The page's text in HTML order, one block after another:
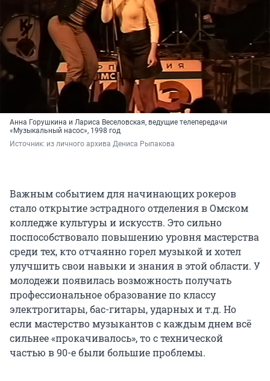
Анна Горушкина и Лариса Веселовская, ведущие телепередачи
«Музыкальный насос», 1998 год
Источник: из личного архива Дениса Рыпакова
Важным событием для начинающих рокеров
стало открытие эстрадного отделения в Омском
колледже культуры и искусств. Это сильно
поспособствовало повышению уровня мастерства
среди тех, кто отчаянно горел музыкой и хотел
улучшить свои навыки и знания в этой области. У
молодежи появилась возможность получать
профессиональное образование по классу
электрогитары, бас-гитары, ударных и т.д. Но
если мастерство музыкантов с каждым днем всё
сильнее «прокачивалось», то с технической
частью в 90-е были большие проблемы.